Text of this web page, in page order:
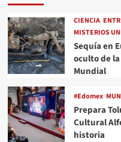
CIENCIA
MISTERIOS
Sequía en
oculto de
Mundial
#Edomex
Prepara
Cultural
historia